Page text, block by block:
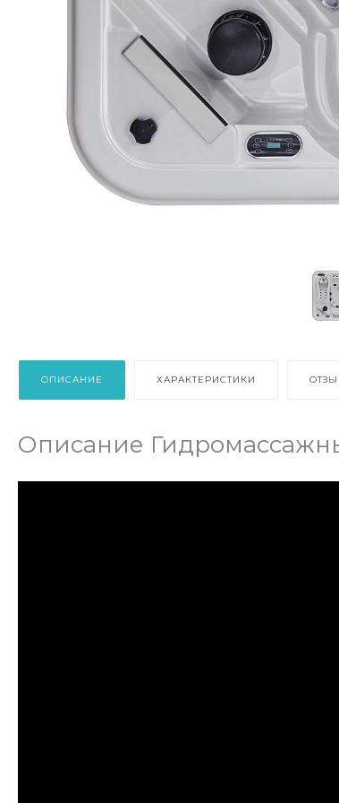
ОПИСАНИЕ ХАРАКТЕРИСТИКИ
Описание